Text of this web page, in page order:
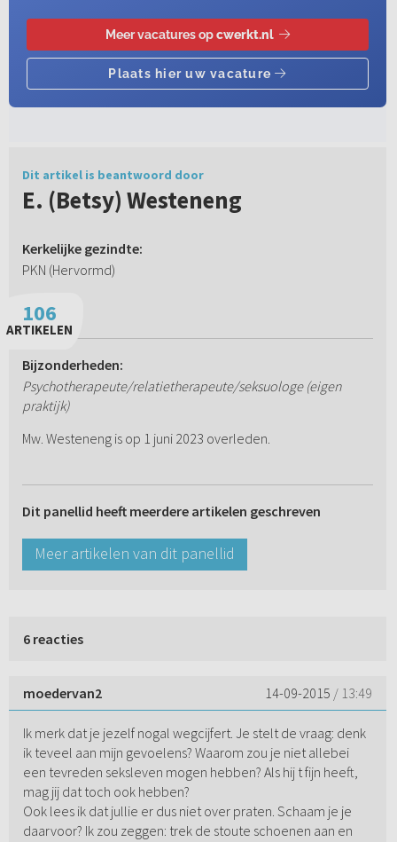
Dit artikel is beantwoord door
E. (Betsy) Westeneng
Kerkelijke gezindte:
PKN (Hervormd)
106
ARTIKELEN
Bijzonderheden:
Psychotherapeute/relatietherapeute/seksuologe (eigen
praktijk)
Mw. Westeneng is op 1 juni 2023 overleden.
Dit panellid heeft meerdere artikelen geschreven
Meer artikelen van dit panellid
6 reacties
moedervan2 14-09-2015 / 13:49
Ik merk dat je jezelf nogal wegcijfert. Je stelt de vraag: denk
ik teveel aan mijn gevoelens? Waarom zou je niet allebei
een tevreden seksleven mogen hebben? Als hij t fijn heeft,
mag jij dat toch ook hebben?
Ook lees ik dat jullie er dus niet over praten. Schaam je je
daarvoor? Ik zou zeggen: trek de stoute schoenen aan en